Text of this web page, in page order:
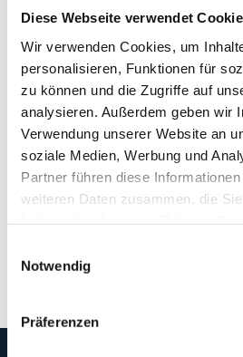
Diese Webseite verwendet
Wir verwenden Cookies, um
personalisieren, Funktionen für
zu können und die Zugriffe auf
analysieren. Außerdem geben wir
Verwendung unserer Website an
soziale Medien, Werbung und
Partner führen diese
weiteren Daten zusammen, die
Notwendig
Präferenzen
medizinische oder
Behandlungen. Ich stelle keine
keine Heilversprechen ab. Mein
persönlichen Entwicklung,
Unterstützung in
gesundheitlichen oder